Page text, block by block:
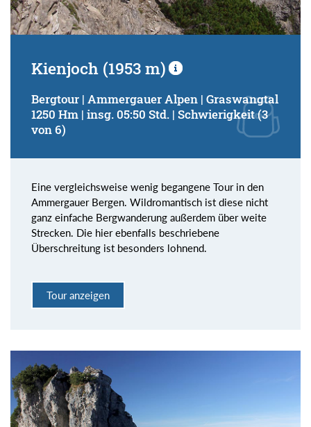
Kienjoch (1953 m)
Bergtour | Ammergauer Alpen | Graswangtal
1250 Hm | insg. 05:50 Std. | Schwierigkeit (3
von 6)
Eine vergleichsweise wenig begangene Tour in den
Ammergauer Bergen. Wildromantisch ist diese nicht
ganz einfache Bergwanderung außerdem über weite
Strecken. Die hier ebenfalls beschriebene
Überschreitung ist besonders lohnend.
Tour anzeigen